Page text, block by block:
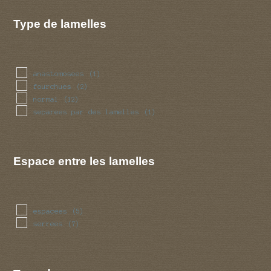
Type de lamelles
anastomosees (1)
fourchues (2)
normal (12)
separees par des lamelles (1)
Espace entre les lamelles
espacees (5)
serrees (7)